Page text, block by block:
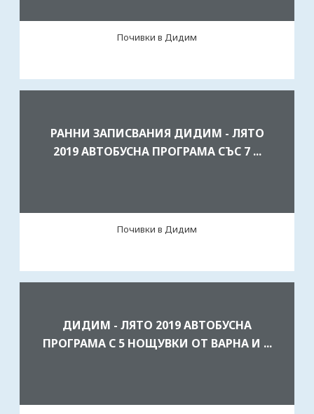
Почивки в Дидим
РАННИ ЗАПИСВАНИЯ ДИДИМ - ЛЯТО
2019 AВТОБУСНА ПРОГРАМА СЪС 7 ...
Почивки в Дидим
ДИДИМ - ЛЯТО 2019 AВТОБУСНА
ПРОГРАМА С 5 НОЩУВКИ ОТ ВАРНА И ...